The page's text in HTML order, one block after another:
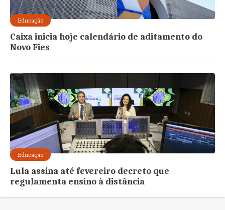
Educação
Caixa inicia hoje calendário de aditamento do
Novo Fies
Educação
Lula assina até fevereiro decreto que
regulamenta ensino à distância